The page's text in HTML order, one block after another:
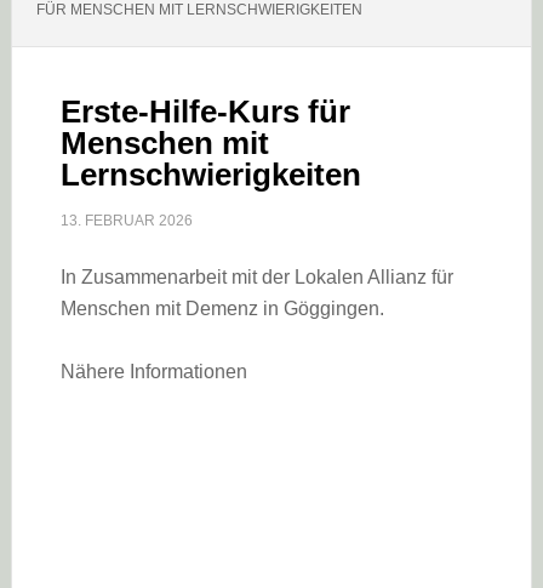
FÜR MENSCHEN MIT LERNSCHWIERIGKEITEN
Erste-Hilfe-Kurs für
Menschen mit
Lernschwierigkeiten
13. FEBRUAR 2026
In Zusammenarbeit mit der Lokalen Allianz für
Menschen mit Demenz in Göggingen.
Nähere Informationen